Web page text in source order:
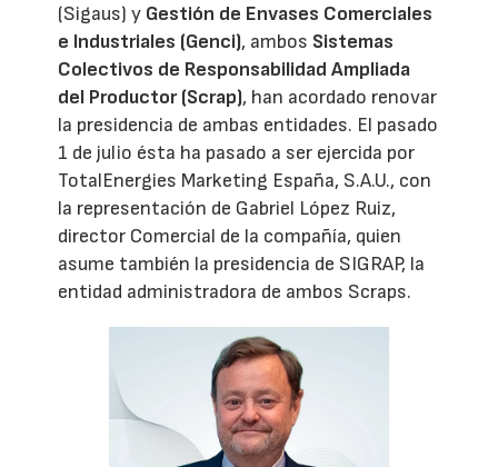
(Sigaus) y Gestión de Envases Comerciales
e Industriales (Genci), ambos Sistemas
Colectivos de Responsabilidad Ampliada
del Productor (Scrap), han acordado renovar
la presidencia de ambas entidades. El pasado
1 de julio ésta ha pasado a ser ejercida por
TotalEnergies Marketing España, S.A.U., con
la representación de Gabriel López Ruiz,
director Comercial de la compañía, quien
asume también la presidencia de SIGRAP, la
entidad administradora de ambos Scraps.